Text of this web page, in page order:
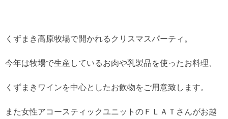
くずまき高原牧場で開かれるクリスマスパーティ。
今年は牧場で生産しているお肉や乳製品を使ったお料理、
くずまきワインを中心としたお飲物をご用意致します。
また女性アコースティックユニットのＦＬＡＴさんがお越